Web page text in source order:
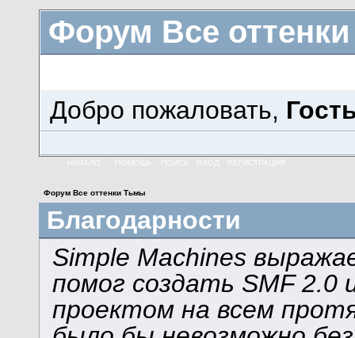
Форум Все
Добро пожаловать,
НАЧАЛО ПОМОЩЬ ВХОД РЕГИСТРАЦИЯ
Форум Все оттенки Тьмы
Благодарности
Simple Machines
помог создать SMF
проектом на всем